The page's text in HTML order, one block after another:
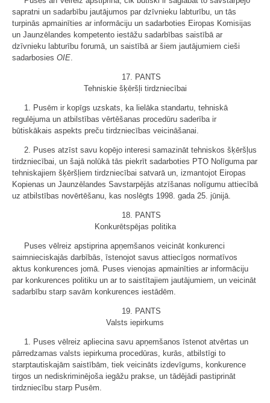
sapratni un sadarbību jautājumos par dzīvnieku labturību, un tās
turpinās apmainīties ar informāciju un sadarboties Eiropas Komisijas
un Jaunzēlandes kompetento iestāžu sadarbības saistībā ar
dzīvnieku labturību forumā, un saistībā ar šiem jautājumiem cieši
sadarbosies OIE
17. PANTS
Tehniskie šķēršļi tirdzniecībai
1. Pusēm ir kopīgs uzskats, ka lielāka standartu, tehniskā
regulējuma un atbilstības vērtēšanas procedūru saderība ir
būtiskākais aspekts preču tirdzniecības veicināšanai.
2. Puses atzīst savu kopējo interesi samazināt tehniskos šķēršļus
tirdzniecībai, un šajā nolūkā tās piekrīt sadarboties PTO Nolīguma par
tehniskajiem šķēršļiem tirdzniecībai satvarā un, izmantojot Eiropas
Kopienas un Jaunzēlandes Savstarpējās atzīšanas nolīgumu attiecībā
uz atbilstības novērtēšanu, kas noslēgts 1998. gada 25. jūnijā.
18. PANTS
Konkurētspējas politika
Puses vēlreiz apstiprina apņemšanos veicināt konkurenci
saimnieciskajās darbībās, īstenojot savus attiecīgos normatīvos
aktus konkurences jomā. Puses vienojas apmainīties ar informāciju
par konkurences politiku un ar to saistītajiem jautājumiem, un veicināt
sadarbību starp savām konkurences iestādēm.
19. PANTS
Valsts iepirkums
1. Puses vēlreiz apliecina savu apņemšanos īstenot atvērtas un
pārredzamas valsts iepirkuma procedūras, kurās, atbilstīgi to
starptautiskajām saistībām, tiek veicināts izdevīgums, konkurence
tirgos un nediskriminējoša iegāžu prakse, un tādējādi pastiprināt
tirdzniecību starp Pusēm.